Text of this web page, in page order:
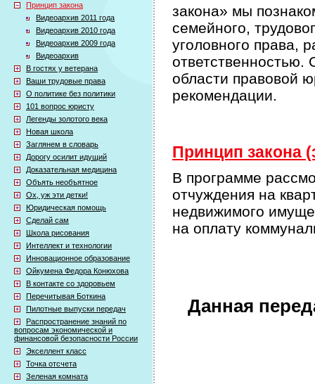
Принцип закона
Видеоархив 2011 года
Видеоархив 2010 года
Видеоархив 2009 года
Видеоархив
В гостях у ветерана
Ваши трудовые права
О политике без политики
101 вопрос юристу
Легенды золотого века
Новая школа
Заглянем в словарь
Дорогу осилит идущий
Доказательная медицина
Объять необъятное
Ох, уж эти детки!
Юридическая помощь
Сделай сам
Школа рисования
Интеллект и технологии
Инновационное образование
Ойкумена Федора Конюхова
В контакте со здоровьем
Перечитывая Боткина
Пилотные выпуски передач
Распространение знаний по
вопросам экономической и
финансовой безопасности России
Экселлент класс
Точка отсчета
Зеленая комната
закона» мы
семейного,
уголовного права,
ответственностью.
области правовой
рекомендации.
Принцип закона
В программе
отчуждения на
недвижимого
на оплату
Данная